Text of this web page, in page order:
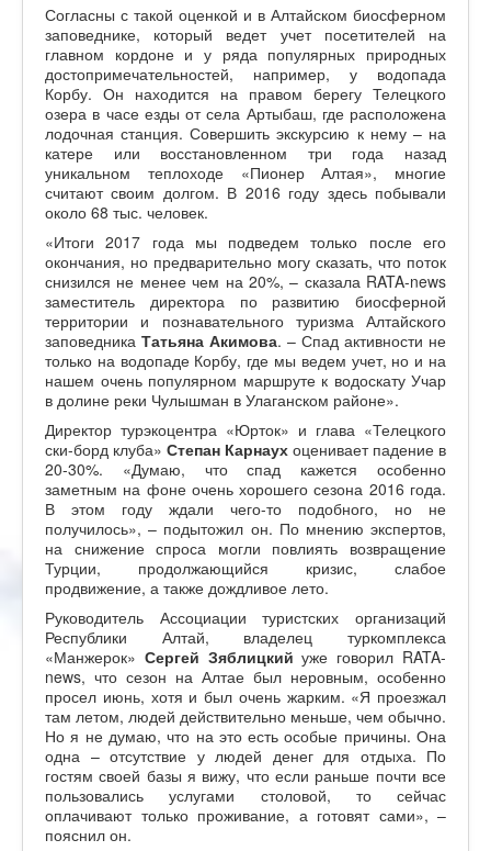
Согласны с такой оценкой и в Алтайском биосферном
заповеднике, который ведет учет посетителей на
главном кордоне и у ряда популярных природных
достопримечательностей, например, у водопада
Корбу. Он находится на правом берегу Телецкого
озера в часе езды от села Артыбаш, где расположена
лодочная станция. Совершить экскурсию к нему – на
катере или восстановленном три года назад
уникальном теплоходе «Пионер Алтая», многие
считают своим долгом. В 2016 году здесь побывали
около 68 тыс. человек.
«Итоги 2017 года мы подведем только после его
окончания, но предварительно могу сказать, что поток
снизился не менее чем на 20%, – сказала RATA-news
заместитель директора по развитию биосферной
территории и познавательного туризма Алтайского
заповедника Татьяна Акимова. – Спад активности не
только на водопаде Корбу, где мы ведем учет, но и на
нашем очень популярном маршруте к водоскату Учар
в долине реки Чулышман в Улаганском районе».
Директор турэкоцентра «Юрток» и глава «Телецкого
ски-борд клуба» Степан Карнаух оценивает падение в
20-30%. «Думаю, что спад кажется особенно
заметным на фоне очень хорошего сезона 2016 года.
В этом году ждали чего-то подобного, но не
получилось», – подытожил он. По мнению экспертов,
на снижение спроса могли повлиять возвращение
Турции, продолжающийся кризис, слабое
продвижение, а также дождливое лето.
Руководитель Ассоциации туристских организаций
Республики Алтай, владелец туркомплекса
«Манжерок» Сергей Зяблицкий уже говорил RATA-
news, что сезон на Алтае был неровным, особенно
просел июнь, хотя и был очень жарким. «Я проезжал
там летом, людей действительно меньше, чем обычно.
Но я не думаю, что на это есть особые причины. Она
одна – отсутствие у людей денег для отдыха. По
гостям своей базы я вижу, что если раньше почти все
пользовались услугами столовой, то сейчас
оплачивают только проживание, а готовят сами», –
пояснил он.